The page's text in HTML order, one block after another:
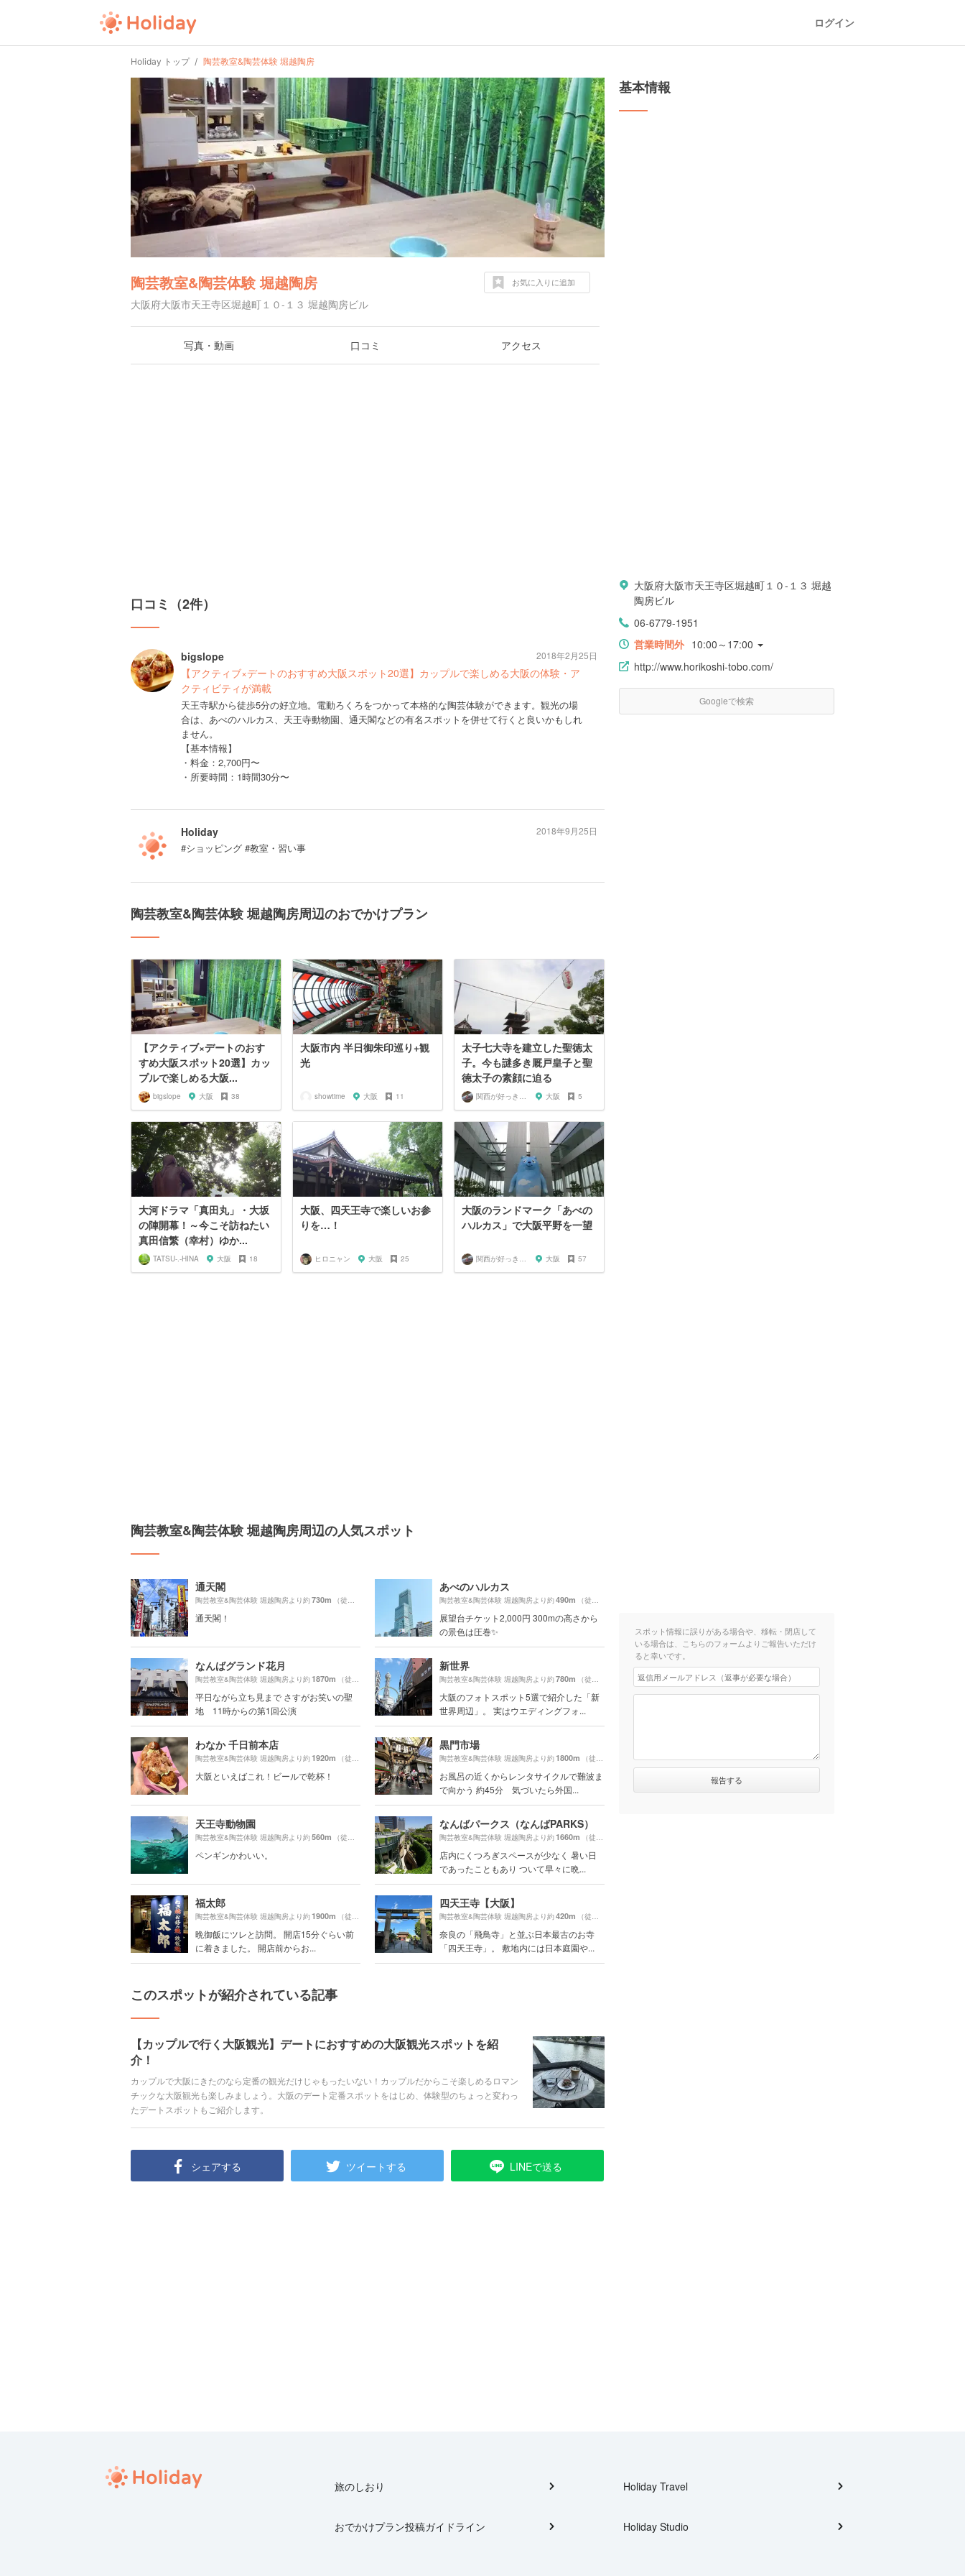
ログイン
Holiday トップ 陶芸教室&陶芸体験 堀越陶房
陶芸教室&陶芸体験 堀越陶房
大阪府大阪市天王寺区堀越町１０-１３ 堀越陶房ビル
お気に入りに追加
写真・動画 口コミ アクセス
口コミ（2件）
bigslope
【アクティブ×デートのおすすめ大阪スポット20選】カップルで楽しめる大阪の体験・ア
クティビティが満載
天王寺駅から徒歩5分の好立地。電動ろくろをつかって本格的な陶芸体験ができます。観光の場
合は、あべのハルカス、天王寺動物園、通天閣などの有名スポットを併せて行くと良いかもしれ
ません。
【基本情報】
・料金：2,700円〜
・所要時間：1時間30分〜
2018年2月25日
Holiday
#ショッピング #教室・習い事
2018年9月25日
陶芸教室&陶芸体験 堀越陶房周辺のおでかけプラン
【アクティブ×デートのおす
すめ大阪スポット20選】カッ
プルで楽しめる大阪...
bigslope 大阪 38
大阪市内 半日御朱印巡り+観
光
showtime 大阪 11
太子七大寺を建立した聖徳太
子。今も謎多き厩戸皇子と聖
徳太子の素顔に迫る
関西が好っきゃねん 大阪 5
大河ドラマ「真田丸」・大坂
の陣開幕！～今こそ訪ねたい
真田信繁（幸村）ゆか...
TATSU-.-HINA 大阪 18
大阪、四天王寺で楽しいお参
りを…！
ヒロニャン 大阪 25
大阪のランドマーク「あべの
ハルカス」で大阪平野を一望
関西が好っきゃねん 大阪 57
陶芸教室&陶芸体験 堀越陶房周辺の人気スポット
通天閣
陶芸教室&陶芸体験 堀越陶房より約730m （徒歩13分）
通天閣！
あべのハルカス
陶芸教室&陶芸体験 堀越陶房より約490m （徒歩9分）
展望台チケット2,000円 300mの高さから
の景色は圧巻✨
なんばグランド花月
陶芸教室&陶芸体験 堀越陶房より約1870m （徒歩32分）
平日ながら立ち見まで さすがお笑いの聖
地 11時からの第1回公演
新世界
陶芸教室&陶芸体験 堀越陶房より約780m （徒歩14分）
大阪のフォトスポット5選で紹介した「新
世界周辺」。 実はウエディングフォ...
わなか 千日前本店
陶芸教室&陶芸体験 堀越陶房より約1920m （徒歩32分）
大阪といえばこれ！ビールで乾杯！
黒門市場
陶芸教室&陶芸体験 堀越陶房より約1800m （徒歩30分）
お風呂の近くからレンタサイクルで難波ま
で向かう 約45分 気づいたら外国...
天王寺動物園
陶芸教室&陶芸体験 堀越陶房より約560m （徒歩10分）
ペンギンかわいい。
なんばパークス（なんばPARKS）
陶芸教室&陶芸体験 堀越陶房より約1660m （徒歩28分）
店内にくつろぎスペースが少なく 暑い日
であったこともあり ついて早々に晩...
福太郎
陶芸教室&陶芸体験 堀越陶房より約1900m （徒歩32分）
晩御飯にツレと訪問。 開店15分ぐらい前
に着きました。 開店前からお...
四天王寺【大阪】
陶芸教室&陶芸体験 堀越陶房より約420m （徒歩8分）
奈良の「飛鳥寺」と並ぶ日本最古のお寺
「四天王寺」。 敷地内には日本庭園や...
このスポットが紹介されている記事
【カップルで行く大阪観光】デートにおすすめの大阪観光スポットを紹
介！
カップルで大阪にきたのなら定番の観光だけじゃもったいない！カップルだからこそ楽しめるロマン
チックな大阪観光も楽しみましょう。大阪のデート定番スポットをはじめ、体験型のちょっと変わっ
たデートスポットもご紹介します。
シェアする ツイートする LINEで送る
基本情報
大阪府大阪市天王寺区堀越町１０-１３ 堀越
陶房ビル
06-6779-1951
営業時間外 10:00～17:00
http://www.horikoshi-tobo.com/
Googleで検索
スポット情報に誤りがある場合や、移転・閉店して
いる場合は、こちらのフォームよりご報告いただけ
ると幸いです。
旅のしおり
おでかけプラン投稿ガイドライン
Holiday Travel
Holiday Studio